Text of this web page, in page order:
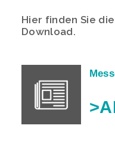
Hier finden Sie
Download.